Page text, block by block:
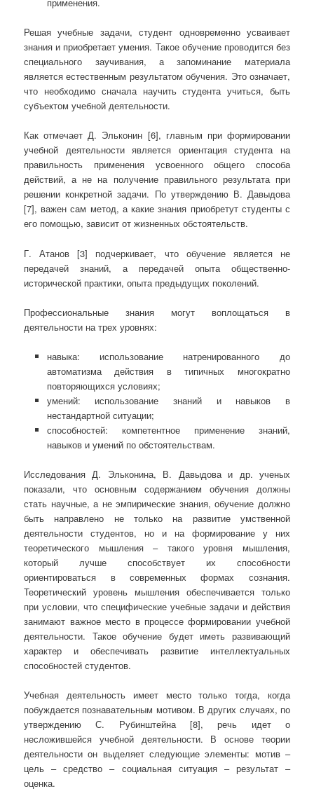
Решая учебные задачи, студент одновременно усваивает
знания и приобретает умения. Такое обучение проводится без
специального заучивания, а запоминание материала
является естественным результатом обучения. Это означает,
что необходимо сначала научить студента учиться, быть
субъектом учебной деятельности.
Как отмечает Д. Эльконин [6], главным при формировании
учебной деятельности является ориентация студента на
правильность применения усвоенного общего способа
действий, а не на получение правильного результата при
решении конкретной задачи. По утверждению В. Давыдова
[7], важен сам метод, а какие знания приобретут студенты с
его помощью, зависит от жизненных обстоятельств.
Г. Атанов [3] подчеркивает, что обучение является не
передачей знаний, а передачей опыта общественно-
исторической практики, опыта предыдущих поколений.
Профессиональные знания могут воплощаться в
деятельности на трех уровнях:
навыка: использование натренированного до
автоматизма действия в типичных многократно
повторяющихся условиях;
умений: использование знаний и навыков в
нестандартной ситуации;
способностей: компетентное применение знаний,
навыков и умений по обстоятельствам.
Исследования Д. Эльконина, В. Давыдова и др. ученых
показали, что основным содержанием обучения должны
стать научные, а не эмпирические знания, обучение должно
быть направлено не только на развитие умственной
деятельности студентов, но и на формирование у них
теоретического мышления – такого уровня мышления,
который лучше способствует их способности
ориентироваться в современных формах сознания.
Теоретический уровень мышления обеспечивается только
при условии, что специфические учебные задачи и действия
занимают важное место в процессе формировании учебной
деятельности. Такое обучение будет иметь развивающий
характер и обеспечивать развитие интеллектуальных
способностей студентов.
Учебная деятельность имеет место только тогда, когда
побуждается познавательным мотивом. В других случаях, по
утверждению С. Рубинштейна [8], речь идет о
несложившейся учебной деятельности. В основе теории
деятельности он выделяет следующие элементы: мотив –
цель – средство – социальная ситуация – результат –
оценка.